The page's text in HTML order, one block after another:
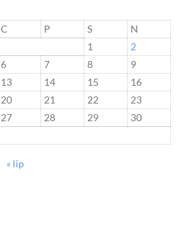
C P S
N
1
2
6 7 8
9
13 14 15
16
20 21 22
23
27 28 29
30
« lip